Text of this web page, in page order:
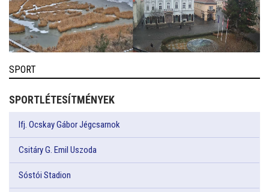
SPORT
SPORTLÉTESÍTMÉNYEK
Ifj. Ocskay Gábor Jégcsarnok
Csitáry G. Emil Uszoda
Sóstói Stadion